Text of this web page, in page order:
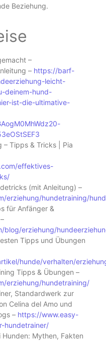
Beziehung.
–
– https://barf-
leicht-
deinem-hund-
ist-die-ultimative-
– Tipps & Tricks | Pia
effektives-
(mit Anleitung) –
erziehung/hundetraining/
für Anfänger &
blog/erziehung/
Tipps und Übungen
hunde/verhalten/
Tipps & Übungen –
erziehung/hundetraining/
Standardwerk zur
Celina del Amo und
– https://www.easy-
hundetrainer/
Mythen, Fakten